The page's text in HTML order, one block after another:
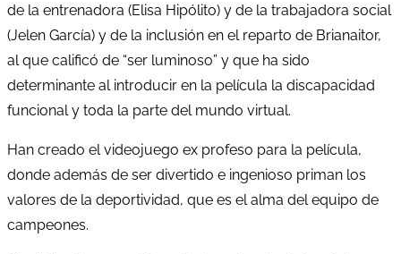
de la entrenadora (Elisa Hipólito) y de la trabajadora social
(Jelen García) y de la inclusión en el reparto de Brianaitor,
al que calificó de “ser luminoso” y que ha sido
determinante al introducir en la película la discapacidad
funcional y toda la parte del mundo virtual.
Han creado el videojuego ex profeso para la película,
donde además de ser divertido e ingenioso priman los
valores de la deportividad, que es el alma del equipo de
campeones.